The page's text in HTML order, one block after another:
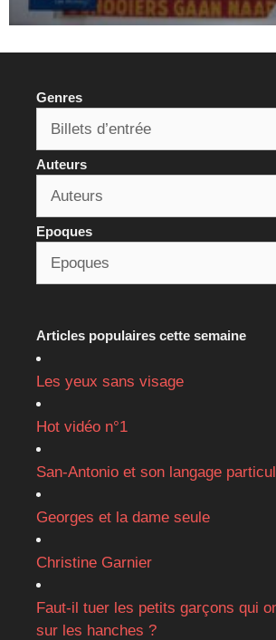
Genres
Auteurs
Epoques
Articles populaires cette semaine
Les yeux sans visage
Hot vidéo n°1
San-Antonio et son langage
Georges et la dame seule
Christine Garnier
Faut-il tuer les petits garçons qui
sur les hanches ?